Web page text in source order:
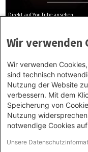
Direkt auf YouTube ansehen
Feministin trifft
Das TV-Experiment zeigt
zwischen Pro- und
kommen auf den Tisch?
Erschienen:
September
Wir verwenden
Wir verwenden
sind technisch
Nutzung der Website
verbessern. Mit dem
Speicherung von
Nutzung
notwendige Cookies
Unsere